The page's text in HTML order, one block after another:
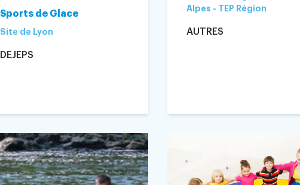
Sports de Glace
Site de Lyon
DEJEPS
Alpes - TEP Région
AUTRES